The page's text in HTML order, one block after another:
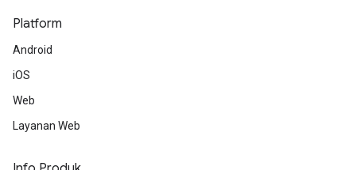
Platform
Android
iOS
Web
Layanan Web